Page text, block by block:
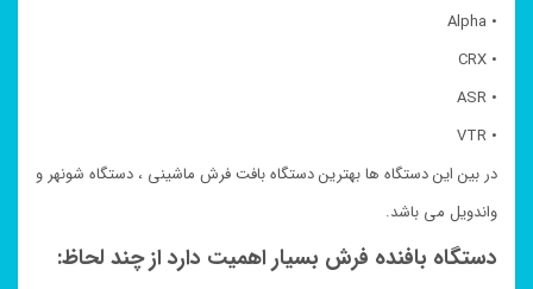
• Alpha
• CRX
• ASR
• VTR
در بین این دستگاه ها بهترین دستگاه بافت فرش ماشینی ، دستگاه شونهر و
واندویل می باشد.
دستگاه بافنده فرش بسیار اهمیت دارد از چند لحاظ: